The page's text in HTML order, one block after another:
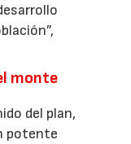
monte
del plan,
potente